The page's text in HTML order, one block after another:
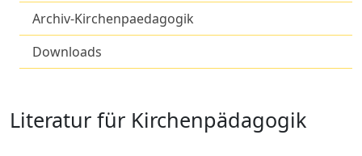
Archiv-Kirchenpaedagogik
Downloads
Literatur für Kirchenpädagogik